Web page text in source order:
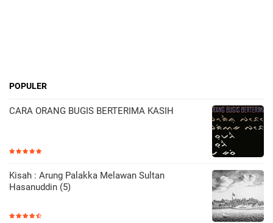
POPULER
CARA ORANG BUGIS BERTERIMA KASIH
Kisah : Arung Palakka Melawan Sultan
Hasanuddin (5)